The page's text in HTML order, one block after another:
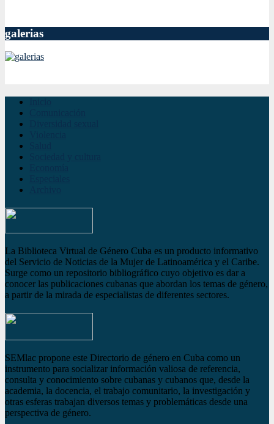
galerias
La Biblioteca Virtual de Género Cuba es un producto informativo
del Servicio de Noticias de la Mujer de Latinoamérica y el Caribe.
Surge como un repositorio bibliográfico cuyo objetivo es dar a
conocer las publicaciones cubanas que abordan los temas de género,
a partir de la mirada de especialistas de diferentes sectores.
SEMlac propone este Directorio de género en Cuba como un
instrumento para socializar información valiosa de referencia,
consulta y conocimiento sobre cubanas y cubanos que, desde la
academia, la docencia, el trabajo comunitario, la investigación y
otras esferas trabajan diversos temas y problemáticas desde una
perspectiva de género.